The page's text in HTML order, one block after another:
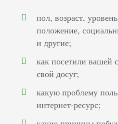
пол, возраст,
положение,
и другие;
как посетили вашей
свой досуг;
какую проблему
интернет-ресурс;